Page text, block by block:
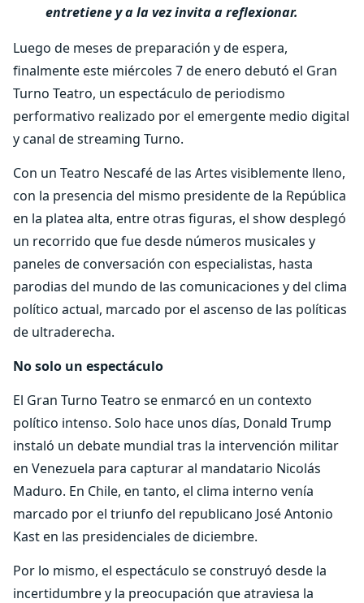
entretiene y a la vez invita a reflexionar.
Luego de meses de preparación y de espera,
finalmente este miércoles 7 de enero debutó el Gran
Turno Teatro, un espectáculo de periodismo
performativo realizado por el emergente medio digital
y canal de streaming Turno.
Con un Teatro Nescafé de las Artes visiblemente lleno,
con la presencia del mismo presidente de la República
en la platea alta, entre otras figuras, el show desplegó
un recorrido que fue desde números musicales y
paneles de conversación con especialistas, hasta
parodias del mundo de las comunicaciones y del clima
político actual, marcado por el ascenso de las políticas
de ultraderecha.
No solo un espectáculo
El Gran Turno Teatro se enmarcó en un contexto
político intenso. Solo hace unos días, Donald Trump
instaló un debate mundial tras la intervención militar
en Venezuela para capturar al mandatario Nicolás
Maduro. En Chile, en tanto, el clima interno venía
marcado por el triunfo del republicano José Antonio
Kast en las presidenciales de diciembre.
Por lo mismo, el espectáculo se construyó desde la
incertidumbre y la preocupación que atraviesa la